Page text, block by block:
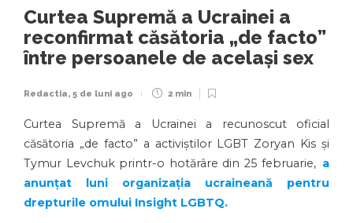
Curtea Supremă a Ucrainei a
reconfirmat căsătoria „de facto”
între persoanele de același sex
Redactia, 5 de luni ago 2 min
Curtea Supremă a Ucrainei a recunoscut oficial
căsătoria „de facto” a activiștilor LGBT Zoryan Kis și
Tymur Levchuk printr-o hotărâre din 25 februarie, a
anunțat luni organizația ucraineană pentru
drepturile omului Insight LGBTQ.